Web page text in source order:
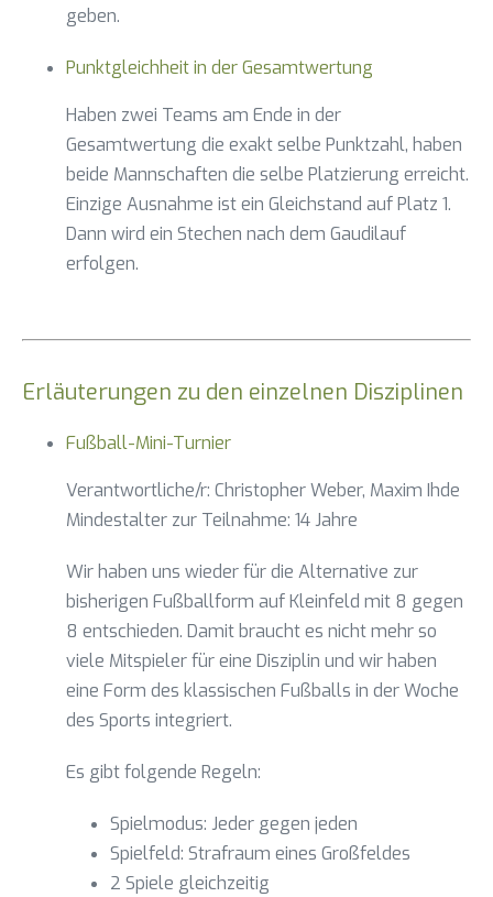
geben.
Punktgleichheit in der Gesamtwertung
Haben zwei Teams am Ende in der
Gesamtwertung die exakt selbe Punktzahl, haben
beide Mannschaften die selbe Platzierung erreicht.
Einzige Ausnahme ist ein Gleichstand auf Platz 1.
Dann wird ein Stechen nach dem Gaudilauf
erfolgen.
Erläuterungen zu den einzelnen Disziplinen
Fußball-Mini-Turnier
Verantwortliche/r: Christopher Weber, Maxim Ihde
Mindestalter zur Teilnahme: 14 Jahre
Wir haben uns wieder für die Alternative zur
bisherigen Fußballform auf Kleinfeld mit 8 gegen
8 entschieden. Damit braucht es nicht mehr so
viele Mitspieler für eine Disziplin und wir haben
eine Form des klassischen Fußballs in der Woche
des Sports integriert.
Es gibt folgende Regeln:
Spielmodus: Jeder gegen jeden
Spielfeld: Strafraum eines Großfeldes
2 Spiele gleichzeitig